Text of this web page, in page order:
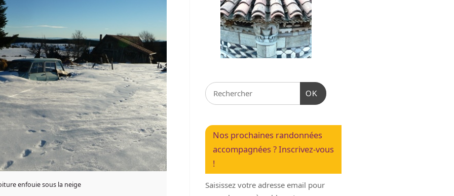
enfouie sous la neige
OK
Nos prochaines randonnées
accompagnées ? Inscrivez-vous
!
Saisissez votre adresse email pour